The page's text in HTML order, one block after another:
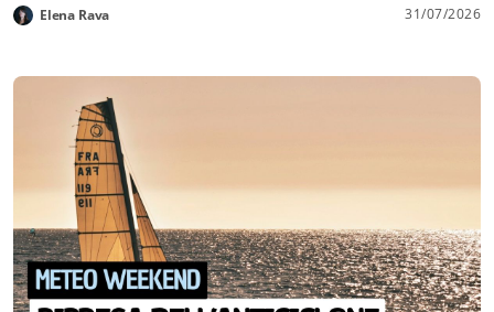
Elena Rava 31/07/2026